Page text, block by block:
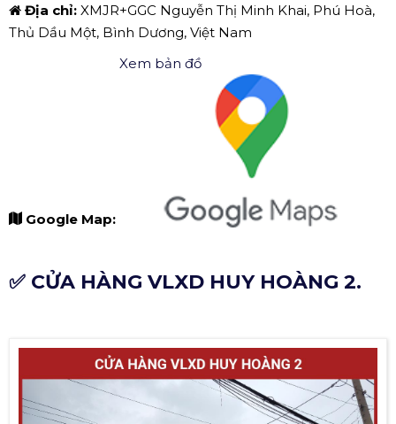
Địa chỉ: XMJR+GGC Nguyễn Thị Minh Khai, Phú Hoà,
Thủ Dầu Một, Bình Dương, Việt Nam
Google Map:
Xem bản đồ
✅ CỬA HÀNG VLXD HUY HOÀNG 2.